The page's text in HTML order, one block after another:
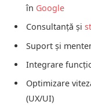
în Google
Consultanță și
Suport și
Integrare
Optimizare
(UX/UI)